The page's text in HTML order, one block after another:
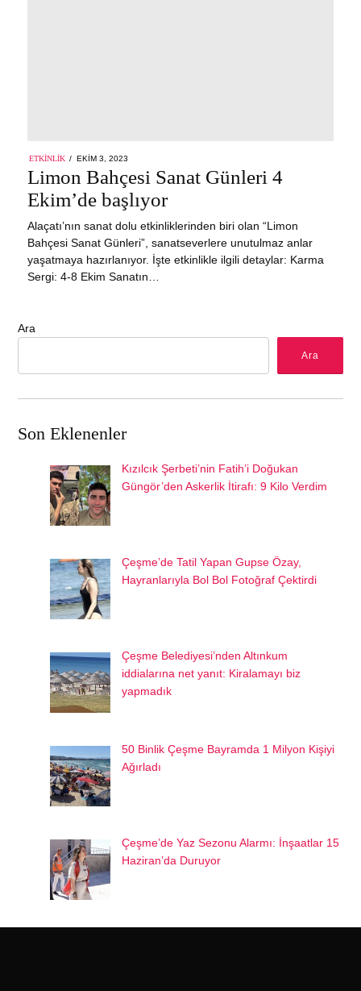
ETKINLIK
POSTED
EKIM 3, 2023
Limon Bahçesi Sanat Günleri 4
Ekim’de başlıyor
Alaçatı’nın sanat dolu etkinliklerinden biri olan “Limon
Bahçesi Sanat Günleri”, sanatseverlere unutulmaz anlar
yaşatmaya hazırlanıyor. İşte etkinlikle ilgili detaylar: Karma
Sergi: 4-8 Ekim Sanatın…
Ara
Ara
Son Eklenenler
Kızılcık Şerbeti’nin Fatih’i Doğukan
Güngör’den Askerlik İtirafı: 9 Kilo Verdim
Çeşme’de Tatil Yapan Gupse Özay,
Hayranlarıyla Bol Bol Fotoğraf Çektirdi
Çeşme Belediyesi’nden Altınkum
iddialarına net yanıt: Kiralamayı biz
yapmadık
50 Binlik Çeşme Bayramda 1 Milyon Kişiyi
Ağırladı
Çeşme’de Yaz Sezonu Alarmı: İnşaatlar 15
Haziran’da Duruyor